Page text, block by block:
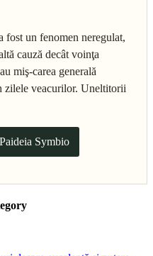
fost un fenomen neregulat,
cauză decât voinţa
miş-carea generală
zilele veacurilor. Uneltitorii
Symbio